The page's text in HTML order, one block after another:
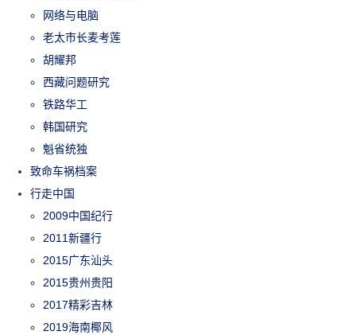
网络与电脑
老太市长麦考莲
胡耀邦
西藏问题研究
铁路华工
韩国研究
魁省统独
致命车祸档案
行走中国
2009中国纪行
2011新疆行
2015广东汕头
2015贵州贵阳
2017精彩吉林
2019海南椰风